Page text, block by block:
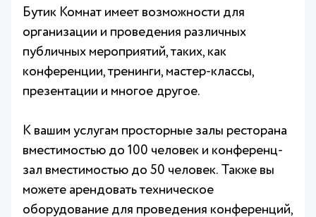
Бутик Комнат имеет возможности для
организации и проведения различных
публичных мероприятий, таких, как
конференции, тренинги, мастер-классы,
презентации и многое другое.
К вашим услугам просторные залы ресторана
вместимостью до 100 человек и конференц-
зал вместимостью до 50 человек. Также вы
можете арендовать техническое
оборудование для проведения конференций,